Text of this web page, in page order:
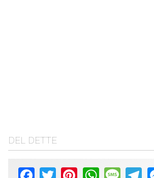
DEL DETTE
Facebook
Twitter PinterestWhatsApp